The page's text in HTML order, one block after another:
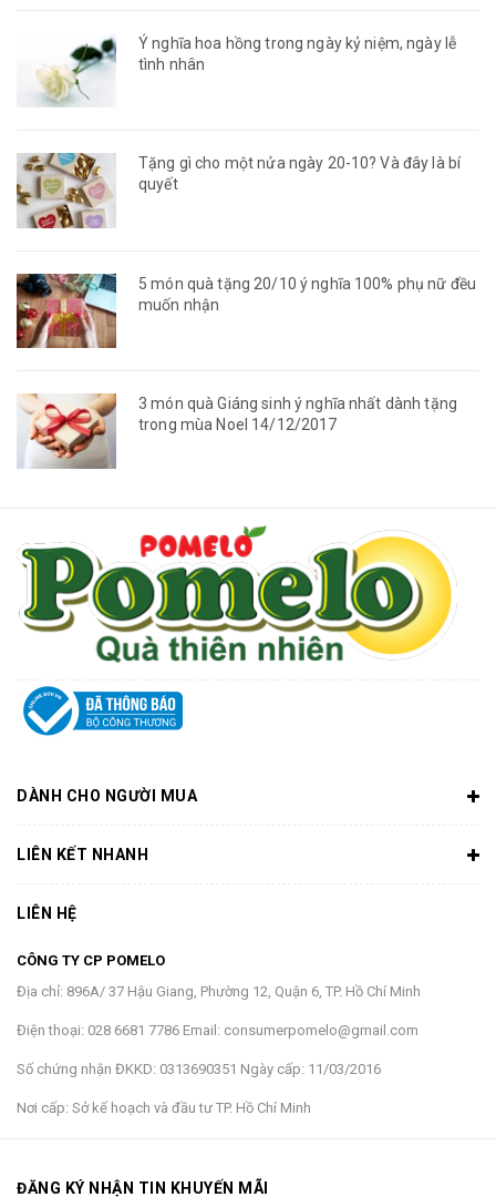
Ý nghĩa hoa hồng trong ngày kỷ niệm, ngày lễ
tình nhân
Tặng gì cho một nửa ngày 20-10? Và đây là bí
quyết
5 món quà tặng 20/10 ý nghĩa 100% phụ nữ đều
muốn nhận
3 món quà Giáng sinh ý nghĩa nhất dành tặng
trong mùa Noel 14/12/2017
DÀNH CHO NGƯỜI MUA
LIÊN KẾT NHANH
LIÊN HỆ
CÔNG TY CP POMELO
Địa chỉ: 896A/ 37 Hậu Giang, Phường 12, Quận 6, TP. Hồ Chí Minh
Điện thoại: 028 6681 7786 Email: consumerpomelo@gmail.com
Số chứng nhận ĐKKD: 0313690351 Ngày cấp: 11/03/2016
Nơi cấp: Sở kế hoạch và đầu tư TP. Hồ Chí Minh
ĐĂNG KÝ NHẬN TIN KHUYẾN MÃI